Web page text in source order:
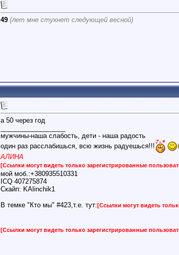
49 (лет мне стукнет следующей весной)
а 50 через год
мужчины-наша слабость, дети - наша радость
один раз расслабишься, всю жизнь радуешься!!!
АЛИНА
[Ссылки могут видеть только зарегистрированные
мой моб.:+380935510331
ICQ 407275874
Скайп: KAlinchik1
В темке "Кто мы" #423,т.е. тут: [Ссылки могут видеть
[Ссылки могут видеть только зарегистрированные